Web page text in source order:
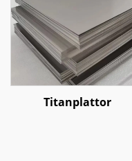
Titanplattor